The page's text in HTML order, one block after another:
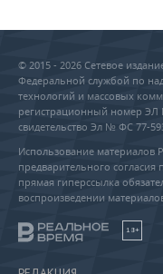
© 2015 - 2026 Сетевое
Федеральной службой по
технологий и массовых
регистрационный номер ЭЛ
свидетельство Эл № ФС 77-
Использование материалов
предварительного
прямая гиперссылка
воспроизведении
18+